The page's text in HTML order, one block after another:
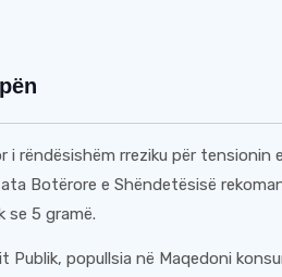
rëndësishëm rreziku për tensionin
Botërore e Shëndetësisë
se 5 gramë.
popullsia në Maqedoni